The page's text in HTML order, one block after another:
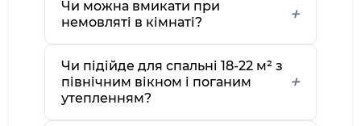
Чи можна вмикати при
немовляті в кімнаті?
Чи підійде для спальні 18-22 м² з
північним вікном і поганим
утепленням?